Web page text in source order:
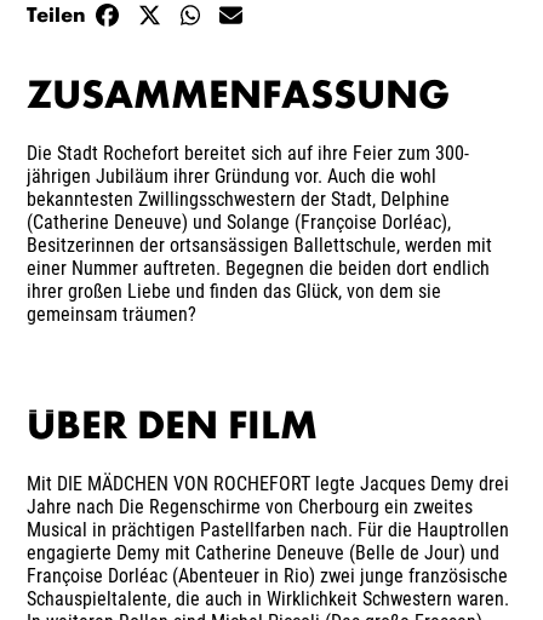
ZUSAMMENFASSUNG
Die Stadt Rochefort bereitet sich auf ihre Feier zum 300-
jährigen Jubiläum ihrer Gründung vor. Auch die wohl
bekanntesten Zwillingsschwestern der Stadt, Delphine
(Catherine Deneuve) und Solange (Françoise Dorléac),
Besitzerinnen der ortsansässigen Ballettschule, werden mit
einer Nummer auftreten. Begegnen die beiden dort endlich
ihrer großen Liebe und finden das Glück, von dem sie
gemeinsam träumen?
ÜBER DEN FILM
Mit DIE MÄDCHEN VON ROCHEFORT legte Jacques Demy drei
Jahre nach Die Regenschirme von Cherbourg ein zweites
Musical in prächtigen Pastellfarben nach. Für die Hauptrollen
engagierte Demy mit Catherine Deneuve (Belle de Jour) und
Françoise Dorléac (Abenteuer in Rio) zwei junge französische
Schauspieltalente, die auch in Wirklichkeit Schwestern waren.
Teilen